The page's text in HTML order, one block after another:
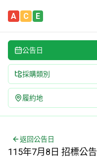
A C E
公告日
採購類別
履約地
返回公告日
115年7月8日 招標公告